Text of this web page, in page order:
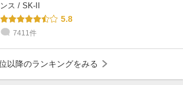
ンス / SK-II
5.8
7411件
以降のランキングをみる